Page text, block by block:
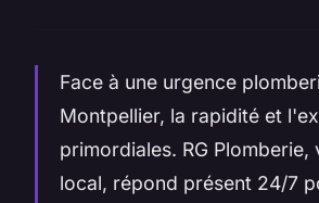
Face à une urgence
Montpellier, la rapidité et
primordiales. RG
local, répond présent 24/7